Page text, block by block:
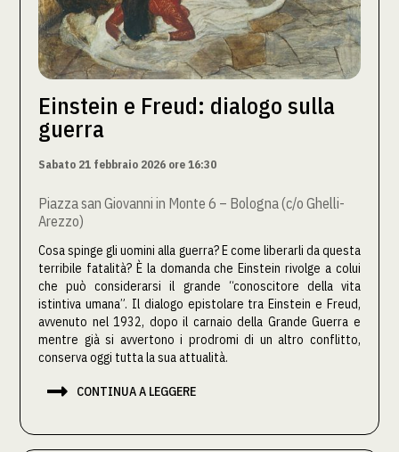
Einstein e Freud: dialogo sulla
guerra
Sabato 21 febbraio 2026 ore 16:30
Piazza san Giovanni in Monte 6 – Bologna (c/o Ghelli-
Arezzo)
Cosa spinge gli uomini alla guerra? E come liberarli da questa
terribile fatalità? È la domanda che Einstein rivolge a colui
che può considerarsi il grande “conoscitore della vita
istintiva umana”. Il dialogo epistolare tra Einstein e Freud,
avvenuto nel 1932, dopo il carnaio della Grande Guerra e
mentre già si avvertono i prodromi di un altro conflitto,
conserva oggi tutta la sua attualità.
 CONTINUA A LEGGERE